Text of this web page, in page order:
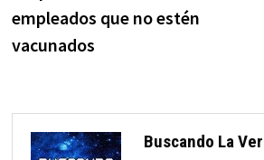
empleados que no estén
vacunados
Buscando La